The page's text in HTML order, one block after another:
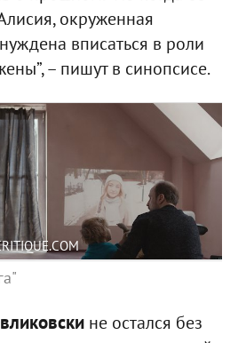
окруженная
вписаться в роли
– пишут в синопсисе.
не остался без